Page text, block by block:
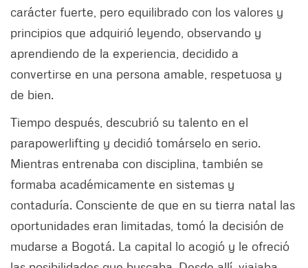
carácter fuerte, pero equilibrado con los valores y
principios que adquirió leyendo, observando y
aprendiendo de la experiencia, decidido a
convertirse en una persona amable, respetuosa y
de bien.
Tiempo después, descubrió su talento en el
parapowerlifting y decidió tomárselo en serio.
Mientras entrenaba con disciplina, también se
formaba académicamente en sistemas y
contaduría. Consciente de que en su tierra natal las
oportunidades eran limitadas, tomó la decisión de
mudarse a Bogotá. La capital lo acogió y le ofreció